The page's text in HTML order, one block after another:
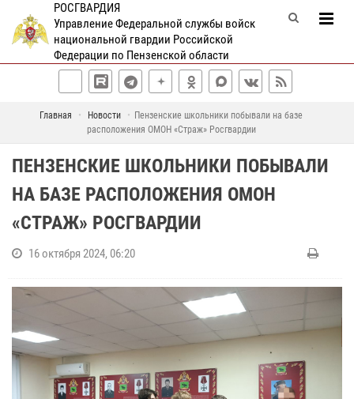
РОСГВАРДИЯ
Управление Федеральной службы войск
национальной гвардии Российской
Федерации по Пензенской области
Главная Новости
Пензенские школьники побывали на базе
расположения ОМОН «Страж» Росгвардии
ПЕНЗЕНСКИЕ ШКОЛЬНИКИ ПОБЫВАЛИ
НА БАЗЕ РАСПОЛОЖЕНИЯ ОМОН
«СТРАЖ» РОСГВАРДИИ
16 октября 2024, 06:20